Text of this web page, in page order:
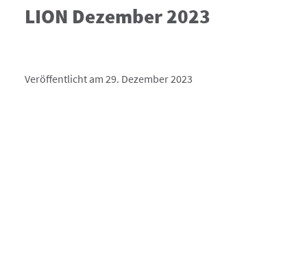
LION Dezember 2023
Veröffentlicht am 29. Dezember 2023